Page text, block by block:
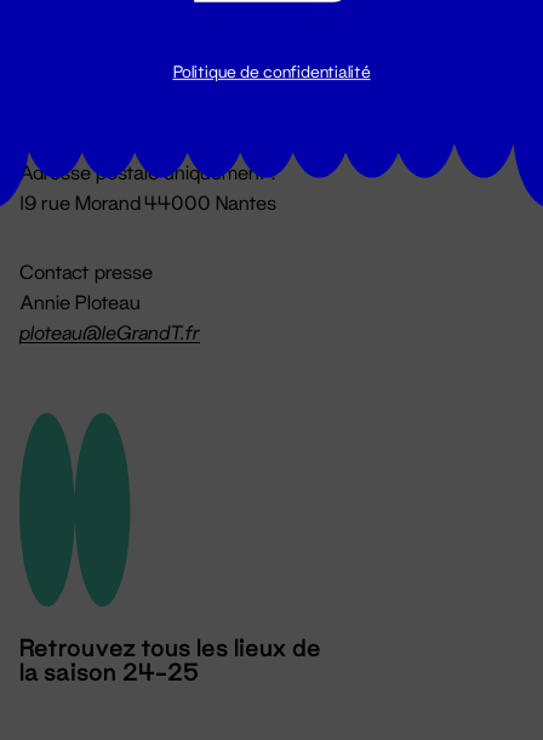
Du lundi au vendredi 14h → 18h
Adresse postale uniquement :
19 rue Morand 44000 Nantes
Contact presse
Annie Ploteau
ploteau@leGrandT.fr
Retrouvez tous les lieux de
la saison 24-25
Politique de confidentialité